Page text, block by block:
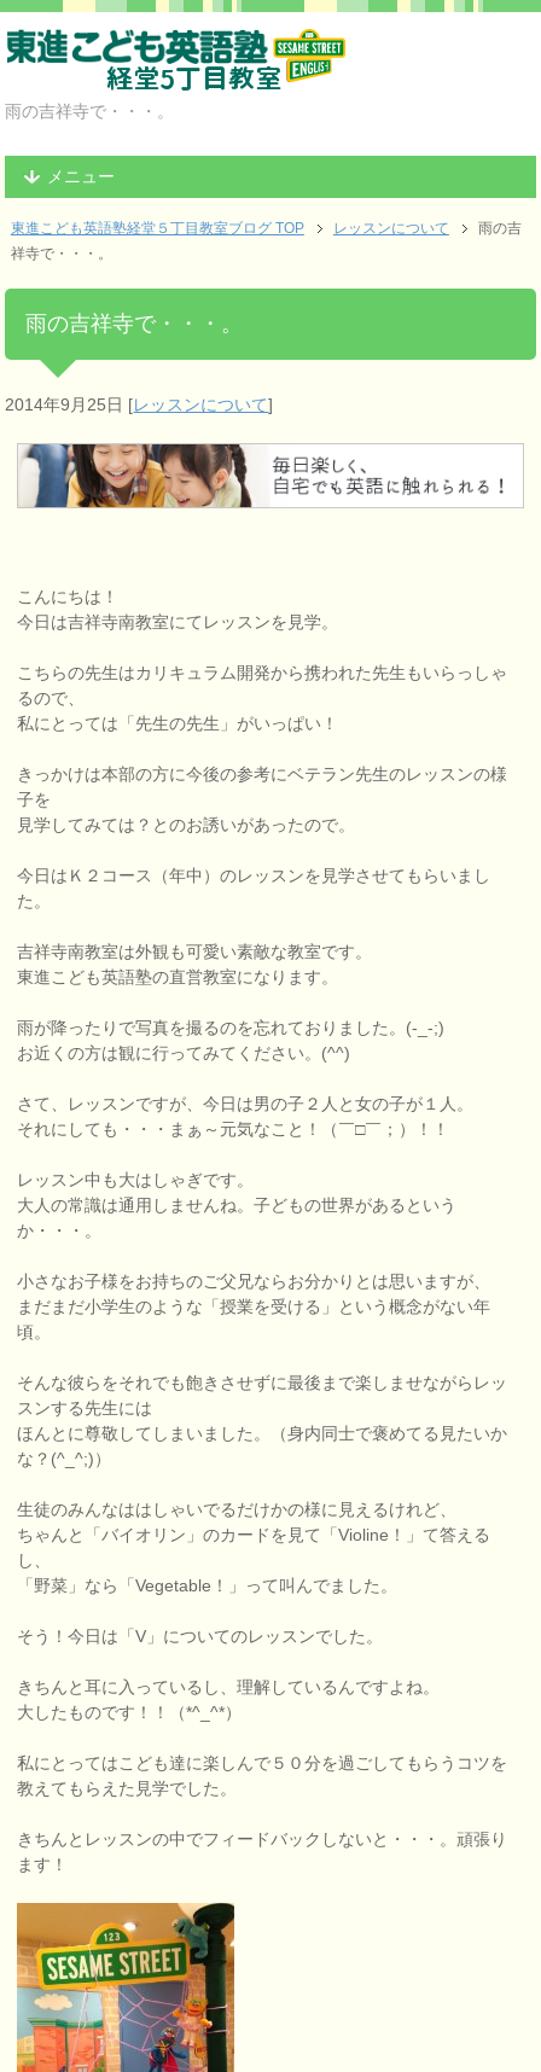
雨の吉祥寺で・・・。
メニュー
東進こども英語塾経堂５丁目教室ブログ TOP レッスンについて
雨の吉
祥寺で・・・。
雨の吉祥寺で・・・。
2014年9月25日 [レッスンについて]
こんにちは！
今日は吉祥寺南教室にてレッスンを見学。
こちらの先生はカリキュラム開発から携われた先生もいらっしゃ
るので、
私にとっては「先生の先生」がいっぱい！
きっかけは本部の方に今後の参考にベテラン先生のレッスンの様
子を
見学してみては？とのお誘いがあったので。
今日はＫ２コース（年中）のレッスンを見学させてもらいまし
た。
吉祥寺南教室は外観も可愛い素敵な教室です。
東進こども英語塾の直営教室になります。
雨が降ったりで写真を撮るのを忘れておりました。(-_-;)
お近くの方は観に行ってみてください。(^^)
さて、レッスンですが、今日は男の子２人と女の子が１人。
それにしても・・・まぁ～元気なこと！（￣□￣；）！！
レッスン中も大はしゃぎです。
大人の常識は通用しませんね。子どもの世界があるという
か・・・。
小さなお子様をお持ちのご父兄ならお分かりとは思いますが、
まだまだ小学生のような「授業を受ける」という概念がない年
頃。
そんな彼らをそれでも飽きさせずに最後まで楽しませながらレッ
スンする先生には
ほんとに尊敬してしまいました。（身内同士で褒めてる見たいか
な？(^_^;)）
生徒のみんなははしゃいでるだけかの様に見えるけれど、
ちゃんと「バイオリン」のカードを見て「Violine！」て答える
し、
「野菜」なら「Vegetable！」って叫んでました。
そう！今日は「V」についてのレッスンでした。
きちんと耳に入っているし、理解しているんですよね。
大したものです！！（*^_^*）
私にとってはこども達に楽しんで５０分を過ごしてもらうコツを
教えてもらえた見学でした。
きちんとレッスンの中でフィードバックしないと・・・。頑張り
ます！